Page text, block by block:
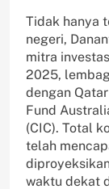
Tidak hanya
negeri,
mitra
2025,
dengan
Fund
(CIC). Total
telah
waktu dekat